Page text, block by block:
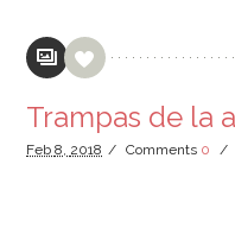
Trampas de la
Feb8, 2018 / Comments 0 /